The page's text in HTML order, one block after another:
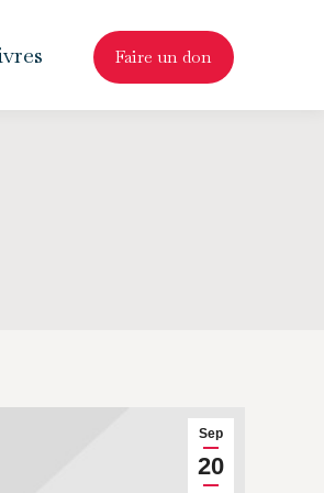
Faire un don
Sep
20